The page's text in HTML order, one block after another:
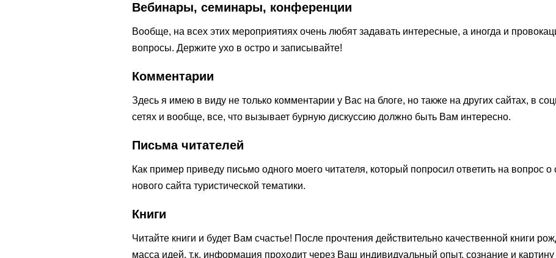
Вебинары, семинары, конференции
Вообще, на всех этих мероприятиях очень любят задавать интересные, а иногда и
вопросы. Держите ухо в остро и записывайте!
Комментарии
Здесь я имею в виду не только комментарии у Вас на блоге, но также на других сайтах, в
сетях и вообще, все, что вызывает бурную дискуссию должно быть Вам интересно.
Письма читателей
Как пример приведу письмо одного моего читателя, который попросил ответить на вопрос о
нового сайта туристической тематики.
Книги
Читайте книги и будет Вам счастье! После прочтения действительно качественной книги
масса идей, т.к. информация проходит через Ваш индивидуальный опыт, сознание и